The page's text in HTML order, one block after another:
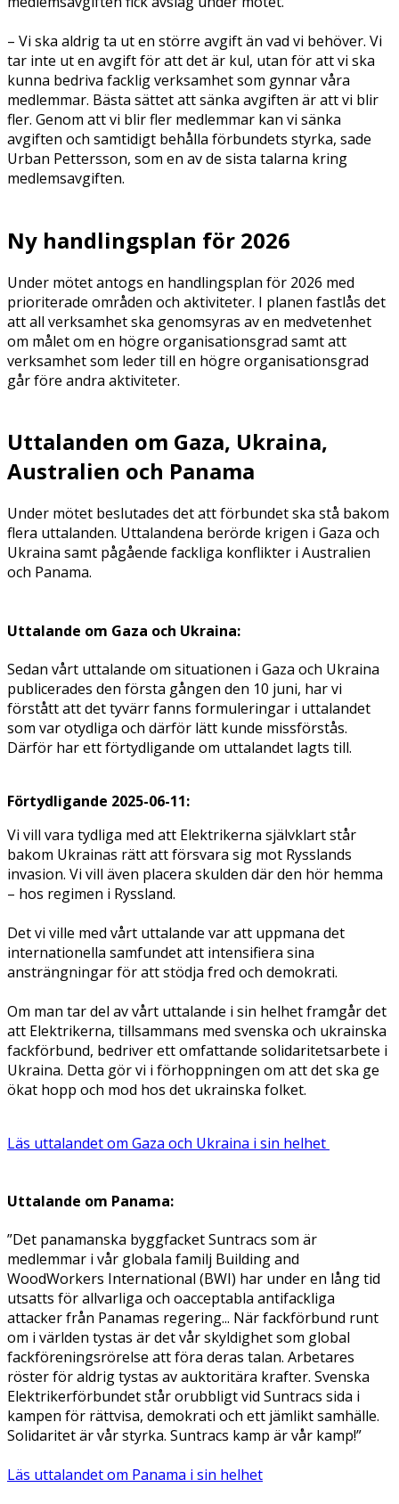
– Vi ska aldrig ta ut en större avgift än vad vi behöver. Vi
tar inte ut en avgift för att det är kul, utan för att vi ska
kunna bedriva facklig verksamhet som gynnar våra
medlemmar. Bästa sättet att sänka avgiften är att vi blir
fler. Genom att vi blir fler medlemmar kan vi sänka
avgiften och samtidigt behålla förbundets styrka, sade
Urban Pettersson, som en av de sista talarna kring
medlemsavgiften.
Ny handlingsplan för 2026
Under mötet antogs en handlingsplan för 2026 med
prioriterade områden och aktiviteter. I planen fastlås det
att all verksamhet ska genomsyras av en medvetenhet
om målet om en högre organisationsgrad samt att
verksamhet som leder till en högre organisationsgrad
går före andra aktiviteter.
Uttalanden om Gaza, Ukraina,
Australien och Panama
Under mötet beslutades det att förbundet ska stå bakom
flera uttalanden. Uttalandena berörde krigen i Gaza och
Ukraina samt pågående fackliga konflikter i Australien
och Panama.
Uttalande om Gaza och Ukraina:
Sedan vårt uttalande om situationen i Gaza och Ukraina
publicerades den första gången den 10 juni, har vi
förstått att det tyvärr fanns formuleringar i uttalandet
som var otydliga och därför lätt kunde missförstås.
Därför har ett förtydligande om uttalandet lagts till.
Förtydligande 2025-06-11:
Vi vill vara tydliga med att Elektrikerna självklart står
bakom Ukrainas rätt att försvara sig mot Rysslands
invasion. Vi vill även placera skulden där den hör hemma
– hos regimen i Ryssland.
Det vi ville med vårt uttalande var att uppmana det
internationella samfundet att intensifiera sina
ansträngningar för att stödja fred och demokrati.
Om man tar del av vårt uttalande i sin helhet framgår det
att Elektrikerna, tillsammans med svenska och ukrainska
fackförbund, bedriver ett omfattande solidaritetsarbete i
Ukraina. Detta gör vi i förhoppningen om att det ska ge
ökat hopp och mod hos det ukrainska folket.
Läs uttalandet om Gaza och Ukraina i sin helhet
Uttalande om Panama:
”Det panamanska byggfacket Suntracs som är
medlemmar i vår globala familj Building and
WoodWorkers International (BWI) har under en lång tid
utsatts för allvarliga och oacceptabla antifackliga
attacker från Panamas regering... När fackförbund runt
om i världen tystas är det vår skyldighet som global
fackföreningsrörelse att föra deras talan. Arbetares
röster för aldrig tystas av auktoritära krafter. Svenska
Elektrikerförbundet står orubbligt vid Suntracs sida i
kampen för rättvisa, demokrati och ett jämlikt samhälle.
Solidaritet är vår styrka. Suntracs kamp är vår kamp!”
Läs uttalandet om Panama i sin helhet